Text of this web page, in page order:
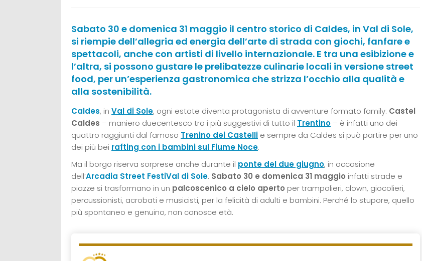
Sabato 30 e domenica 31 maggio il centro storico di Caldes, in Val di Sole,
si riempie dell’allegria ed energia dell’arte di strada con giochi, fanfare e
spettacoli, anche con artisti di livello internazionale. E tra una esibizione e
l’altra, si possono gustare le prelibatezze culinarie locali in versione street
food, per un’esperienza gastronomica che strizza l’occhio alla qualità e
alla sostenibilità.
Caldes, in Val di Sole, ogni estate diventa protagonista di avventure formato family: Castel
Caldes – maniero duecentesco tra i più suggestivi di tutto il Trentino – è infatti uno dei
quattro raggiunti dal famoso Trenino dei Castelli e sempre da Caldes si può partire per uno
dei più bei rafting con i bambini sul Fiume Noce.
Ma il borgo riserva sorprese anche durante il ponte del due giugno, in occasione
dell’Arcadia Street FestiVal di Sole. Sabato 30 e domenica 31 maggio infatti strade e
piazze si trasformano in un palcoscenico a cielo aperto per trampolieri, clown, giocolieri,
percussionisti, acrobati e musicisti, per la felicità di adulti e bambini. Perché lo stupore, quello
più spontaneo e genuino, non conosce età.